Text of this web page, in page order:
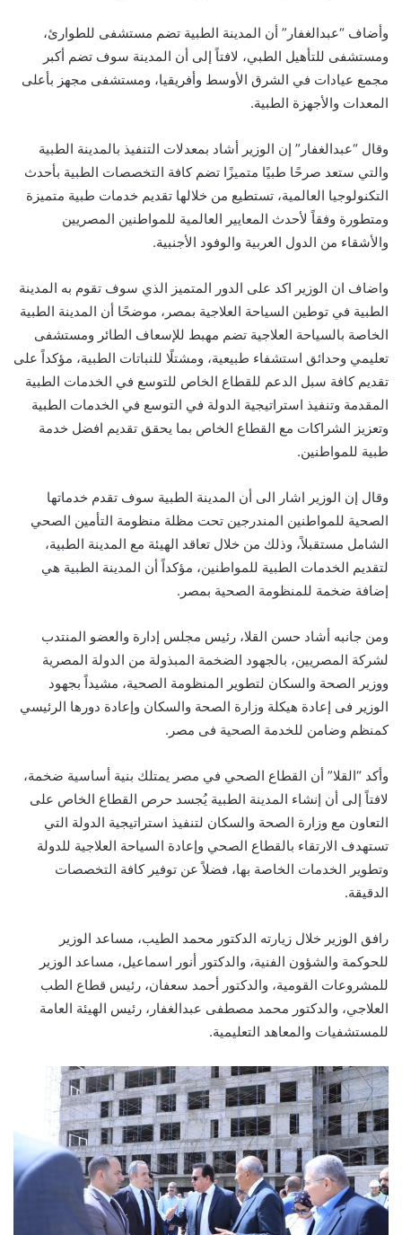
وأضاف “عبدالغفار” أن المدينة الطبية تضم مستشفى للطوارئ،
ومستشفى للتأهيل الطبي، لافتاً إلى أن المدينة سوف تضم أكبر
مجمع عيادات في الشرق الأوسط وأفريقيا، ومستشفى مجهز بأعلى
المعدات والأجهزة الطبية.
وقال “عبدالغفار” إن الوزير أشاد بمعدلات التنفيذ بالمدينة الطبية
والتي ستعد صرحًا طبيًا متميزًا تضم كافة التخصصات الطبية بأحدث
التكنولوجيا العالمية، تستطيع من خلالها تقديم خدمات طبية متميزة
ومتطورة وفقاً لأحدث المعايير العالمية للمواطنين المصريين
والأشقاء من الدول العربية والوفود الأجنبية.
واضاف ان الوزير اكد على الدور المتميز الذي سوف تقوم به المدينة
الطبية في توطين السياحة العلاجية بمصر، موضحًا أن المدينة الطبية
الخاصة بالسياحة العلاجية تضم مهبط للإسعاف الطائر ومستشفى
تعليمي وحدائق استشفاء طبيعية، ومشتلًا للنباتات الطبية، مؤكداً على
تقديم كافة سبل الدعم للقطاع الخاص للتوسع في الخدمات الطبية
المقدمة وتنفيذ استراتيجية الدولة في التوسع في الخدمات الطبية
وتعزيز الشراكات مع القطاع الخاص بما يحقق تقديم افضل خدمة
طبية للمواطنين.
وقال إن الوزير اشار الى أن المدينة الطبية سوف تقدم خدماتها
الصحية للمواطنين المندرجين تحت مظلة منظومة التأمين الصحي
الشامل مستقبلاً، وذلك من خلال تعاقد الهيئة مع المدينة الطبية،
لتقديم الخدمات الطبية للمواطنين، مؤكداً أن المدينة الطبية هي
إضافة ضخمة للمنظومة الصحية بمصر.
ومن جانبه أشاد حسن القلا، رئيس مجلس إدارة والعضو المنتدب
لشركة المصريين، بالجهود الضخمة المبذولة من الدولة المصرية
ووزير الصحة والسكان لتطوير المنظومة الصحية، مشيداً بجهود
الوزير فى إعادة هيكلة وزارة الصحة والسكان وإعادة دورها الرئيسي
كمنظم وضامن للخدمة الصحية فى مصر.
وأكد “القلا” أن القطاع الصحي في مصر يمتلك بنية أساسية ضخمة،
لافتاً إلى أن إنشاء المدينة الطبية يُجسد حرص القطاع الخاص على
التعاون مع وزارة الصحة والسكان لتنفيذ استراتيجية الدولة التي
تستهدف الارتقاء بالقطاع الصحي وإعادة السياحة العلاجية للدولة
وتطوير الخدمات الخاصة بها، فضلاً عن توفير كافة التخصصات
الدقيقة.
رافق الوزير خلال زيارته الدكتور محمد الطيب، مساعد الوزير
للحوكمة والشؤون الفنية، والدكتور أنور اسماعيل، مساعد الوزير
للمشروعات القومية، والدكتور أحمد سعفان، رئيس قطاع الطب
العلاجي، والدكتور محمد مصطفى عبدالغفار، رئيس الهيئة العامة
للمستشفيات والمعاهد التعليمية.